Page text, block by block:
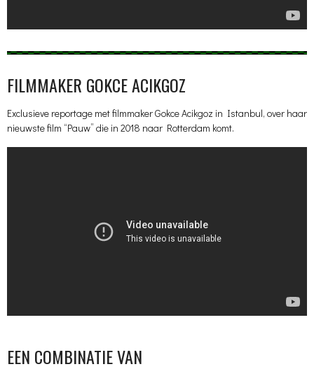
FILMMAKER GOKCE ACIKGOZ
Exclusieve reportage met filmmaker Gokce Acikgoz in Istanbul, over haar
nieuwste film “Pauw” die in 2018 naar Rotterdam komt.
EEN COMBINATIE VAN